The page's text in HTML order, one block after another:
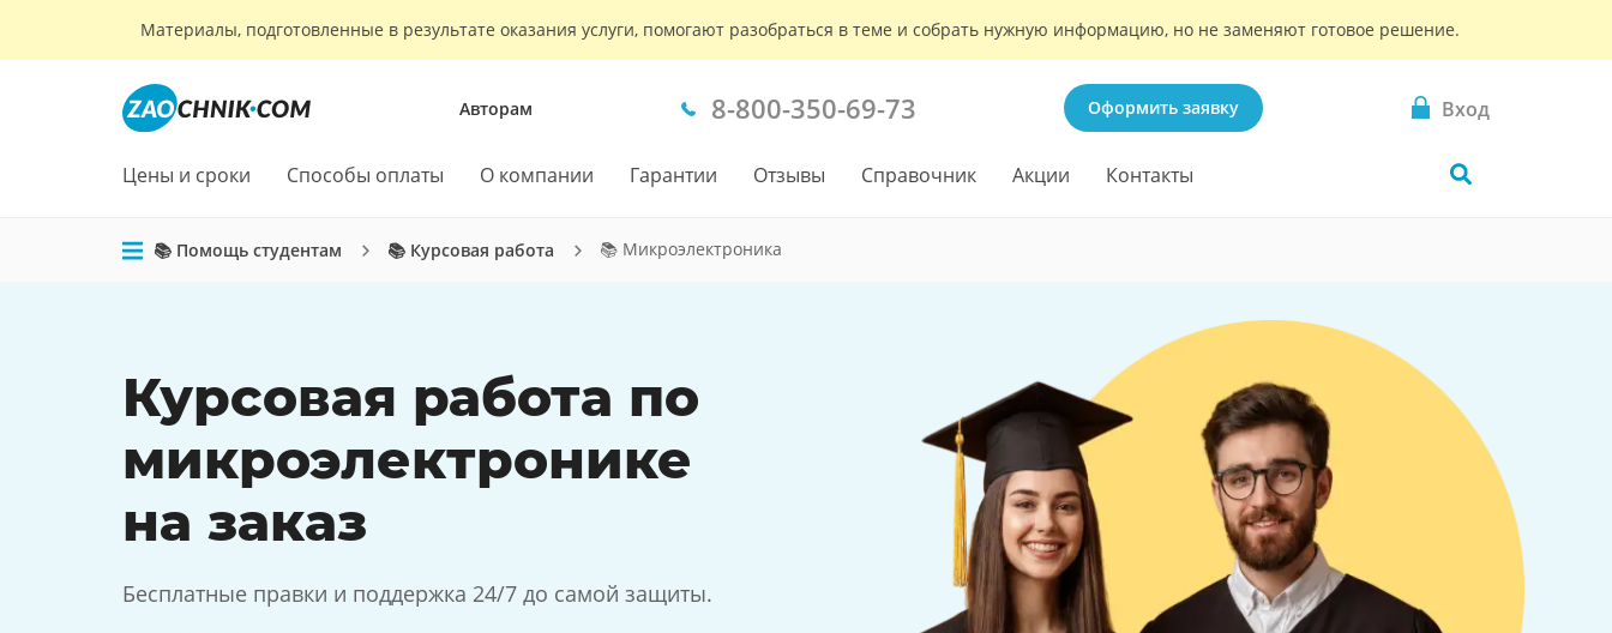
Материалы, подготовленные в результате оказания услуги, помогают разобраться в теме и собрать нужную информацию, но не заменяют готовое решение.
Авторам 8-800-350-69-73 Оформить заявку Вход
Цены и сроки Способы оплаты О компании Гарантии Отзывы Справочник Акции Контакты
📚 Помощь студентам 📚 Курсовая работа 📚 Микроэлектроника
Курсовая работа по
микроэлектронике
на заказ
Бесплатные правки и поддержка 24/7 до самой защиты.